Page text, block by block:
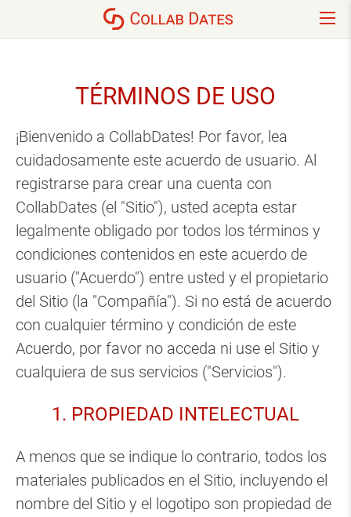
TÉRMINOS DE USO
¡Bienvenido a CollabDates! Por favor, lea
cuidadosamente este acuerdo de usuario. Al
registrarse para crear una cuenta con
CollabDates (el "Sitio"), usted acepta estar
legalmente obligado por todos los términos y
condiciones contenidos en este acuerdo de
usuario ("Acuerdo") entre usted y el propietario
del Sitio (la "Compañía"). Si no está de acuerdo
con cualquier término y condición de este
Acuerdo, por favor no acceda ni use el Sitio y
cualquiera de sus servicios ("Servicios").
1. PROPIEDAD INTELECTUAL
A menos que se indique lo contrario, todos los
materiales publicados en el Sitio, incluyendo el
nombre del Sitio y el logotipo son propiedad de